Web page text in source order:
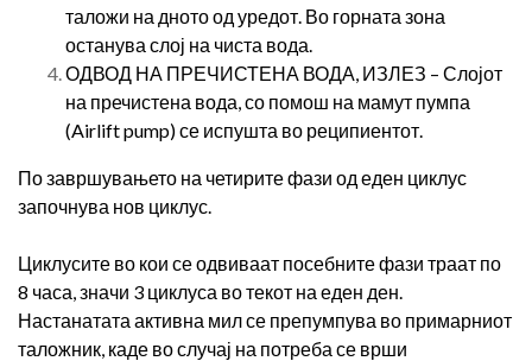
таложи на дното од уредот. Во горната зона
останува слој на чиста вода.
ОДВОД НА ПРЕЧИСТЕНА ВОДА, ИЗЛЕЗ – Слојот
на пречистена вода, со помош на мамут пумпа
(Airlift pump) се испушта во реципиентот.
По завршувањето на четирите фази од еден циклус
започнува нов циклус.
Циклусите во кои се одвиваат посебните фази траат по
8 часа, значи 3 циклуса во текот на еден ден.
Настанатата активна мил се препумпува во примарниот
таложник, каде во случај на потреба се врши